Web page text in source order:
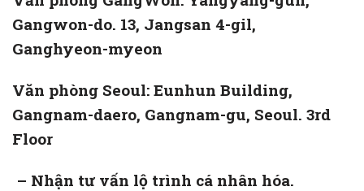
Gangwon-do. 13, Jangsan 4-gil,
Ganghyeon-myeon
Văn phòng Seoul: Eunhun Building,
Gangnam-daero, Gangnam-gu, Seoul. 3rd
Floor
– Nhận tư vấn lộ trình cá nhân hóa.